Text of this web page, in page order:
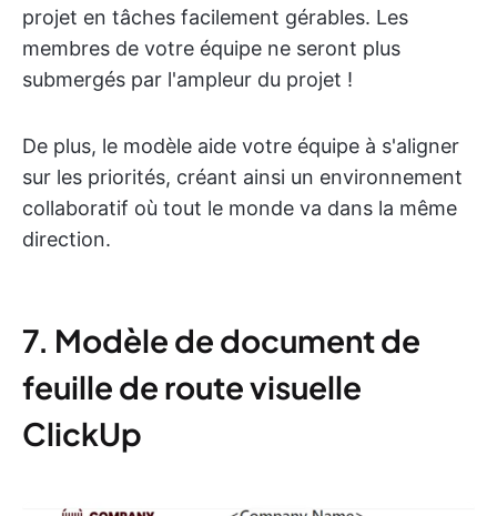
projet en tâches facilement gérables. Les
membres de votre équipe ne seront plus
submergés par l'ampleur du projet !
De plus, le modèle aide votre équipe à s'aligner
sur les priorités, créant ainsi un environnement
collaboratif où tout le monde va dans la même
direction.
7. Modèle de document de
feuille de route visuelle
ClickUp